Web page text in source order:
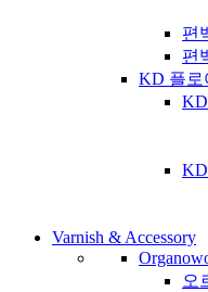
편
편
KD 플로
Varnish & Accessory
오